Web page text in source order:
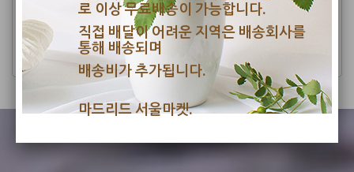
Jinro Maehwasoo is made using plum concentrate that is frozen and
filtered at a low temperature to create a clean, smooth flavor. Jinro
Maehwasoo can be enjoyed by anyone who prefers liquor with a low
alcohol content as it is easy to drink with a subtle flavor.
로 이상 무료배송이 가능합니다.
직접 배달이 어려운 지역은 배송회사를
통해 배송되며
배송비가 추가됩니다.
마드리드 서울마켓.